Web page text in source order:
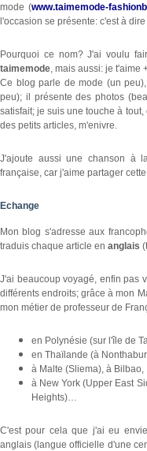
mode (www.taimemode-
l'occasion se présente: c'est à
Pourquoi ce nom? J'ai voulu
taimemode, mais aussi: je t'aime
Ce blog parle de mode (un
peu); il présente des photos
satisfait; je suis une touche à
des petits articles, m'enivre.
J'ajoute aussi une chanson à
française, car j'aime partager
Echange
Mon blog s'adresse aux
traduis chaque article en anglais
J'ai beaucoup voyagé, enfin pas
différents endroits; grâce à mon
mon métier de professeur de
en Polynésie (sur l'île de
en Thaïlande (à
à Malte (Sliema), à Bilbao,
à New York (Upper East
Heights)…
C'est pour cela que j'ai eu
anglais (langue officielle d'une